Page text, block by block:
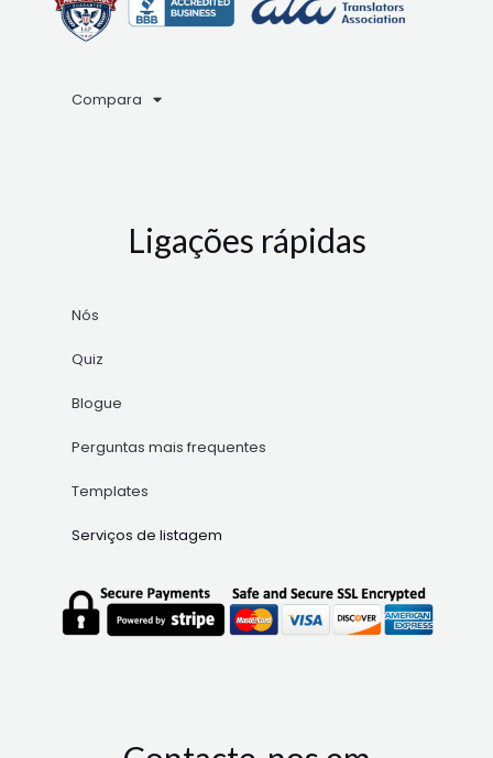
Compara
Ligações rápidas
Nós
Quiz
Blogue
Perguntas mais frequentes
Templates
Serviços de listagem